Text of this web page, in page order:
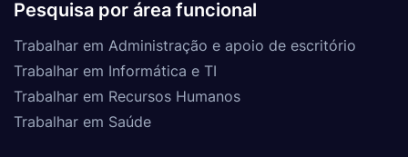
Pesquisa por área funcional
Trabalhar em Administração e apoio de escritório
Trabalhar em Informática e TI
Trabalhar em Recursos Humanos
Trabalhar em Saúde